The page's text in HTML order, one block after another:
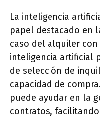
La inteligencia
papel destacado en
caso del alquiler
inteligencia artificial
de selección de
capacidad de
puede ayudar en la
contratos,